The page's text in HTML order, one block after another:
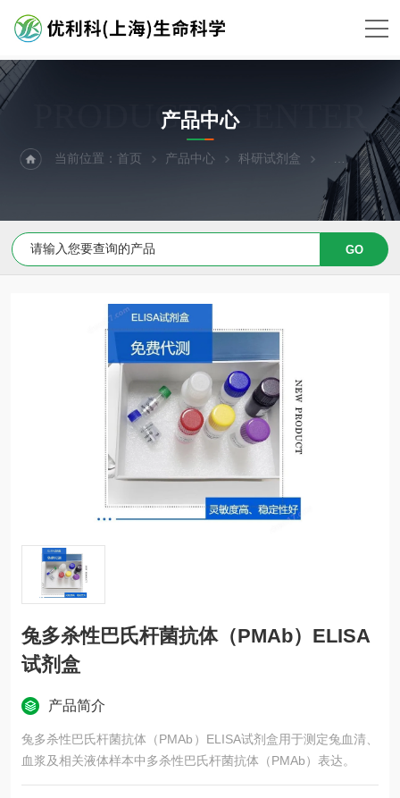
PRODUCTS CENTER
产品中心
当前位置：首页 产品中心 科研试剂盒 ELISA试剂盒
兔多杀性巴氏杆菌抗体（PMAb）ELISA
试剂盒
产品简介
兔多杀性巴氏杆菌抗体（PMAb）ELISA试剂盒用于测定兔血清、
血浆及相关液体样本中多杀性巴氏杆菌抗体（PMAb）表达。